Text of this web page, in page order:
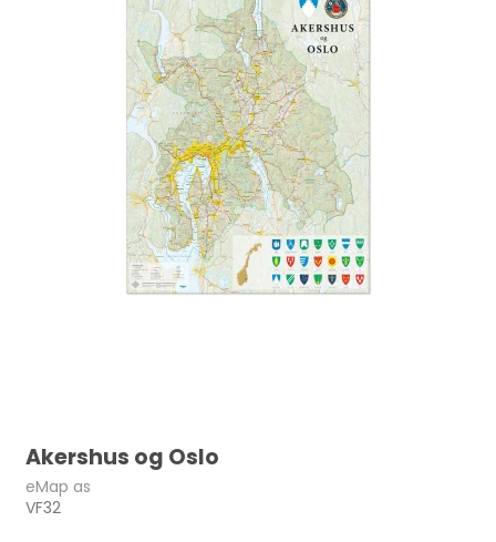
Akershus og Oslo
eMap as
VF32